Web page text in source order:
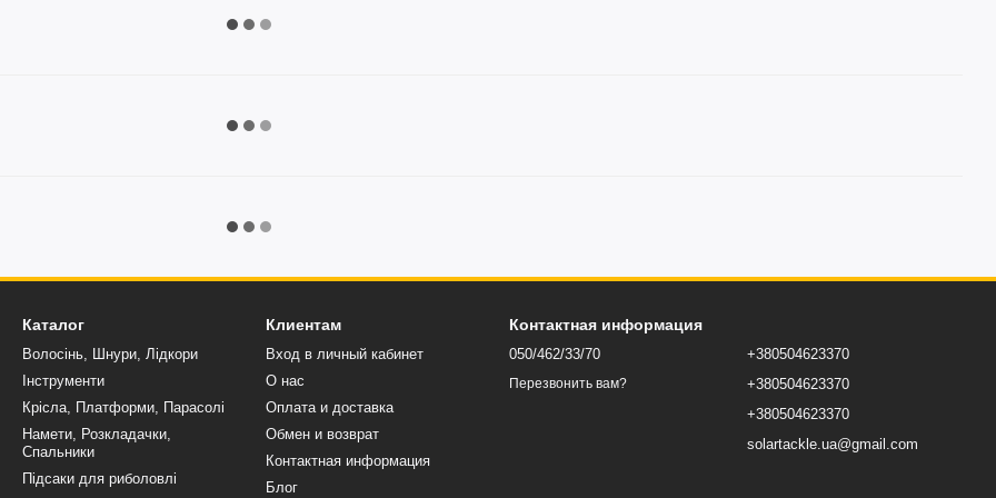
Каталог
Волосінь, Шнури, Лідкори
Інструменти
Крісла, Платформи, Парасолі
Намети, Розкладачки,
Спальники
Підсаки для риболовлі
Клиентам
Вход в личный кабинет
О нас
Оплата и доставка
Обмен и возврат
Контактная информация
Блог
Контактная информация
050/462/33/70
Перезвонить вам?
+380504623370
+380504623370
+380504623370
solartackle.ua@gmail.com